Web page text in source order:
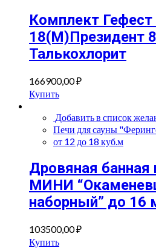
Комплект
18(М)Президент
Талькохлорит
166900,00₽
Купить
Добавить в список
Печи для сауны
от 12 до 18 куб.м
Дровяная банная
МИНИ
наборный” до 16
103500,00₽
Купить